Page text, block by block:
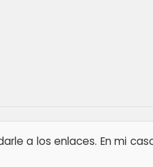
a los enlaces. En mi